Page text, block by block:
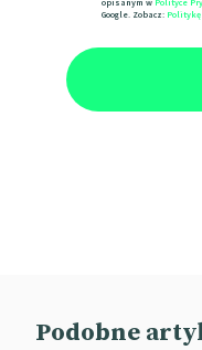
opisanym w Polityce
Google. Zobacz: Politykę
Podobne